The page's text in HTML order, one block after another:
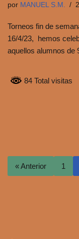
por MANUEL S.M.
Torneos fin de
16/4/23, hemos
aquellos alumnos de
84 Total visitas
« Anterior 1